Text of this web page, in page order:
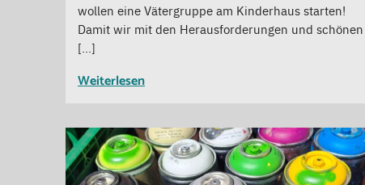
wollen eine Vätergruppe am Kinderhaus starten!
Damit wir mit den Herausforderungen und schönen
[…]
Weiterlesen